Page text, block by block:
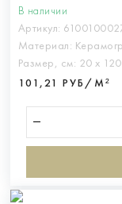
В наличии
Артикул:
Материал:
Размер, см: 20 х 120
101,21 РУБ/М²